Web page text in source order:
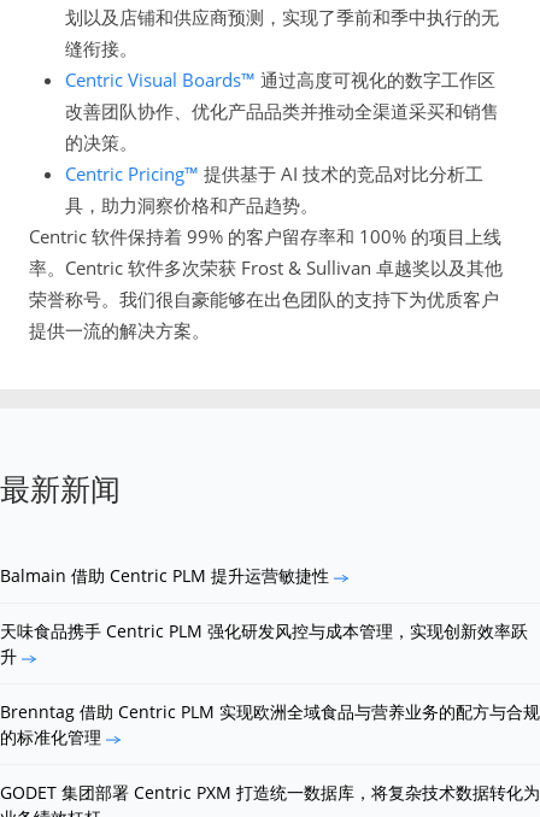
划以及店铺和供应商预测，实现了季前和季中执行的无
缝衔接。
Centric Visual Boards™ 通过高度可视化的数字工作区
改善团队协作、优化产品品类并推动全渠道采买和销售
的决策。
Centric Pricing™ 提供基于 AI 技术的竞品对比分析工
具，助力洞察价格和产品趋势。
Centric 软件保持着 99% 的客户留存率和 100% 的项目上线
率。Centric 软件多次荣获 Frost & Sullivan 卓越奖以及其他
荣誉称号。我们很自豪能够在出色团队的支持下为优质客户
提供一流的解决方案。
最新新闻
Balmain 借助 Centric PLM 提升运营敏捷性
天味食品携手 Centric PLM 强化研发风控与成本管理，实现创新效率跃
升
Brenntag 借助 Centric PLM 实现欧洲全域食品与营养业务的配方与合规
的标准化管理
GODET 集团部署 Centric PXM 打造统一数据库，将复杂技术数据转化为